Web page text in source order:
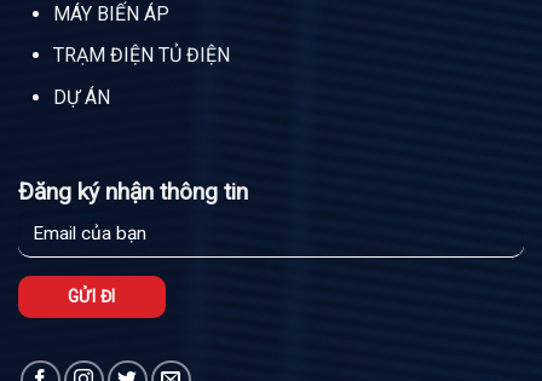
MÁY BIẾN ÁP
TRẠM ĐIỆN TỦ ĐIỆN
DỰ ÁN
Đăng ký nhận thông tin